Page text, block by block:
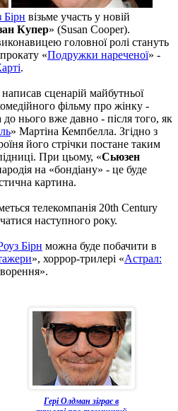
Бірн візьме участь у новій
Купер» (Susan Cooper).
головної ролі стануть
«Подружки нареченої» -
.
сценарій майбутньої
фільму про жінку -
нього вже давно - після того, як
» Мартіна Кемпбелла. Згідно з
його стрічки постане таким
При цьому, «Сьюзен
на «бондіану» - це буде
картина.
телекомпанія 20th Century
наступного року.
Бірн можна буде побачити в
», хоррор-трилері «Астрал:
Гері Олдман зіграє в